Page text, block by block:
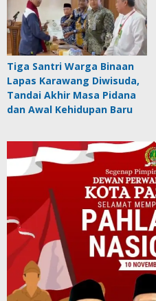
Tiga Santri Warga Binaan
Lapas Karawang Diwisuda,
Tandai Akhir Masa Pidana
dan Awal Kehidupan Baru